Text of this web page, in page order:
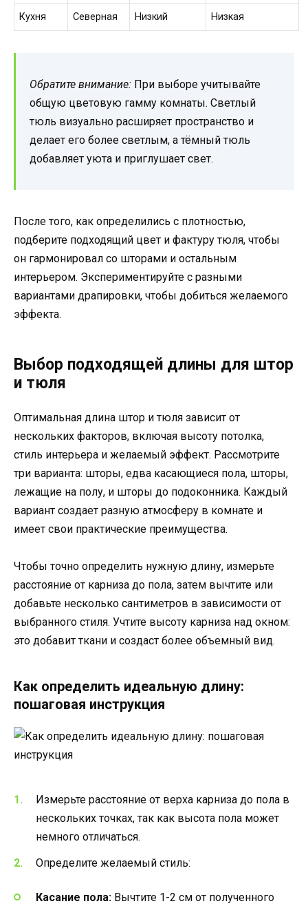
Кухня Северная Низкий Низкая
Обратите внимание: При выборе учитывайте
общую цветовую гамму комнаты. Светлый
тюль визуально расширяет пространство и
делает его более светлым, а тёмный тюль
добавляет уюта и приглушает свет.
После того, как определились с плотностью,
подберите подходящий цвет и фактуру тюля, чтобы
он гармонировал со шторами и остальным
интерьером. Экспериментируйте с разными
вариантами драпировки, чтобы добиться желаемого
эффекта.
Выбор подходящей длины для штор
и тюля
Оптимальная длина штор и тюля зависит от
нескольких факторов, включая высоту потолка,
стиль интерьера и желаемый эффект. Рассмотрите
три варианта: шторы, едва касающиеся пола, шторы,
лежащие на полу, и шторы до подоконника. Каждый
вариант создает разную атмосферу в комнате и
имеет свои практические преимущества.
Чтобы точно определить нужную длину, измерьте
расстояние от карниза до пола, затем вычтите или
добавьте несколько сантиметров в зависимости от
выбранного стиля. Учтите высоту карниза над окном:
это добавит ткани и создаст более объемный вид.
Как определить идеальную длину:
пошаговая инструкция
Измерьте расстояние от верха карниза до пола в
нескольких точках, так как высота пола может
немного отличаться.
Определите желаемый стиль:
Касание пола: Вычтите 1-2 см от полученного